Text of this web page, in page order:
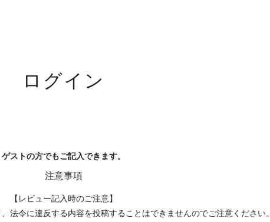
ブレルノ
ログイン
ゲストの方でもご記入できます。
注意事項
【レビュー記入時のご注意】
法令に違反する内容を投稿することはできませんのでご注意ください。